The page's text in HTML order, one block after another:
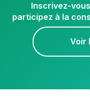
Inscrivez-
participez à la
Voir